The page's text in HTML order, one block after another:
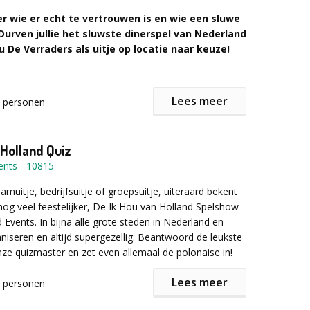
proefrondes maak je kennis met crémant, het
zusje van Champagne, en andere mousserende
combineren. Elke ronde ontvang je een korte
welke collega herken jij in een frisse, energieke of
is perfect als:
activiteitvoor meer verbinding in het team
met culinaire beleving
met een laagdrempelige ijsbreker
dat indruk maakt
van een teamdag of diner
wie er echt te vertrouwen is en wie een sluwe
jullie het sluwste dinerspel van Nederland
De Verraders als uitje op locatie naar keuze!
vertrouwelingen?
uitdagend en bloedstollend avontuur. Weten jullie
geëlimineerd? Het is slechts een kwestie van
de verraders weten iedereens rol. Dus blijf scherp
bedrogen.
en denkopdrachten en missies.
begeleiding, toffe spelmaterialen en
personen Lees meer
Quiz
- 10815
bedrijfsuitje of groepsuitje, uiteraard bekent
veel feestelijker, De Ik Hou van Holland Spelshow
Events. In bijna alle grote steden in Nederland en
en altijd supergezellig. Beantwoord de leukste
quizmaster en zet even allemaal de polonaise in!
personen Lees meer